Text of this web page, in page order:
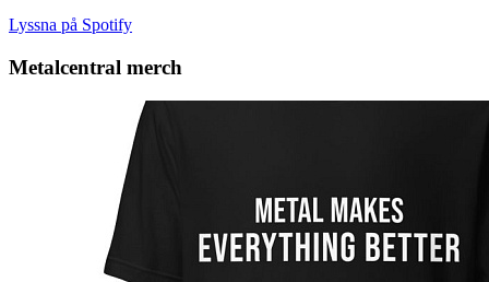
Lyssna på Spotify
Metalcentral merch